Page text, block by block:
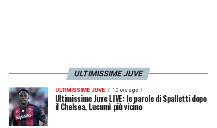
ULTIMISSIME JUVE
ULTIMISSIME JUVE 10 ore ago
Ultimissime Juve LIVE: le parole di Spalletti dopo
il Chelsea, Lucumì più vicino